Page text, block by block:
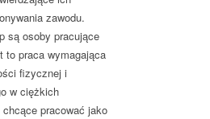
zawodu.
są osoby pracujące
to praca wymagająca
fizycznej i
w ciężkich
pracować jako